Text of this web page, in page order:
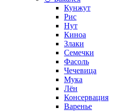
Кунжут
Рис
Нут
Киноа
Злаки
Семечки
Фасоль
Чечевица
Мука
Лён
Консервация
Варенье